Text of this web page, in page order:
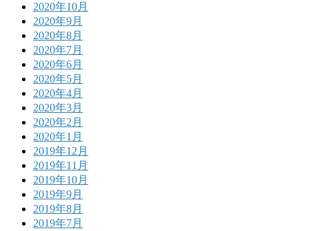
2020年10月
2020年9月
2020年8月
2020年7月
2020年6月
2020年5月
2020年4月
2020年3月
2020年2月
2020年1月
2019年12月
2019年11月
2019年10月
2019年9月
2019年8月
2019年7月